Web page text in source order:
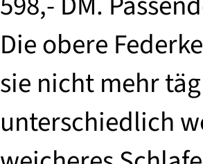
Die obere
sie nicht mehr
unterschiedlich